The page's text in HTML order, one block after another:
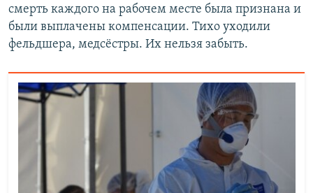
смерть каждого на рабочем месте была признана и
были выплачены компенсации. Тихо уходили
фельдшера, медсёстры. Их нельзя забыть.